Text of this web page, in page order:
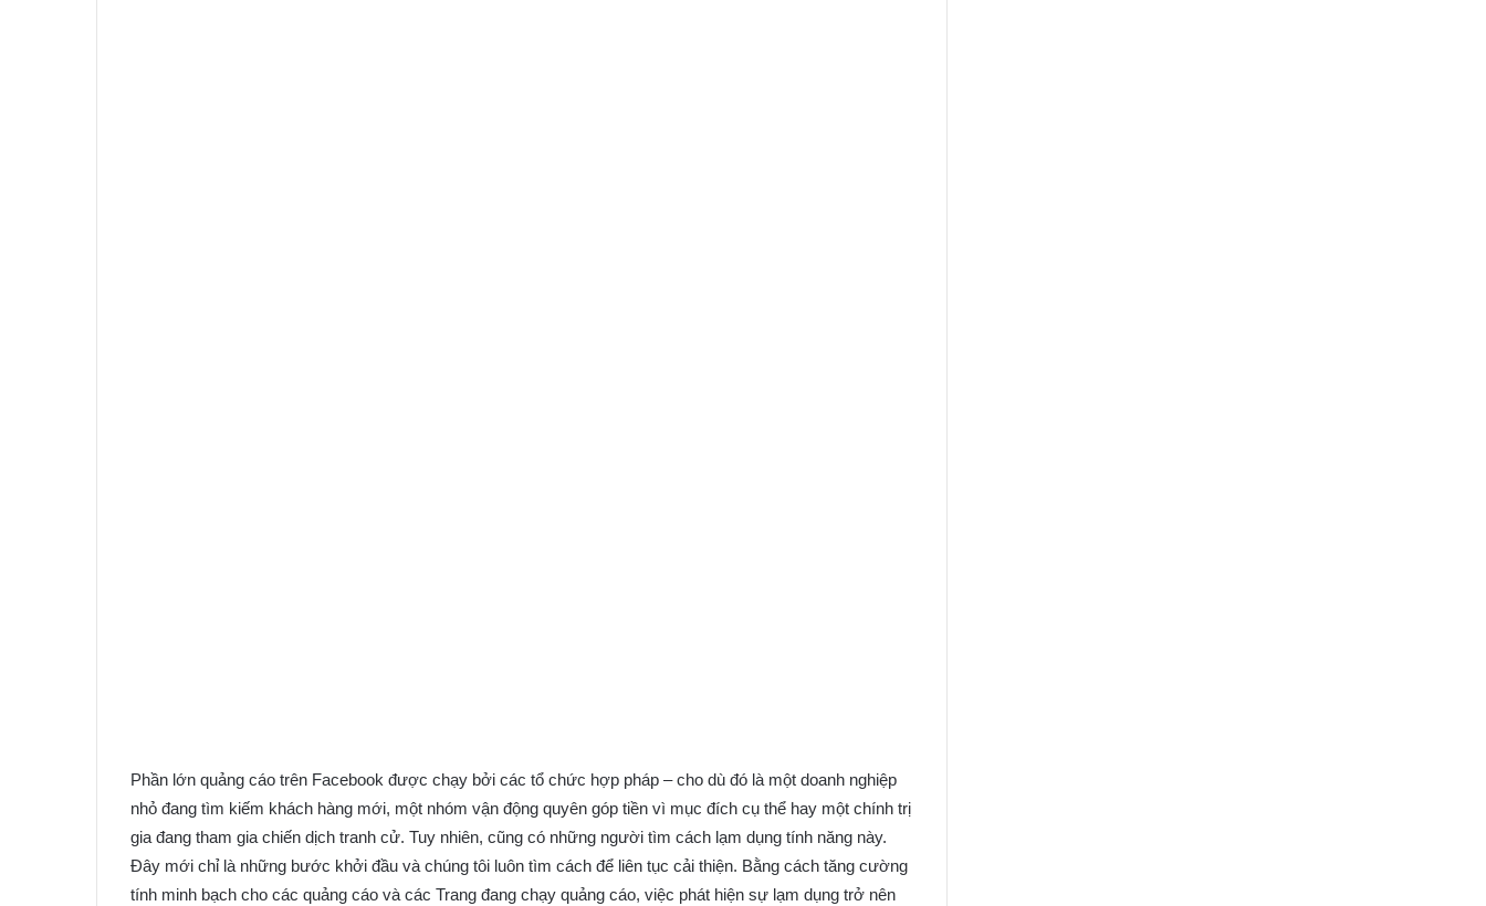
Phần lớn quảng cáo trên Facebook được chạy bởi các tổ chức hợp pháp – cho dù đó là một doanh nghiệp
nhỏ đang tìm kiếm khách hàng mới, một nhóm vận động quyên góp tiền vì mục đích cụ thể hay một chính trị
gia đang tham gia chiến dịch tranh cử. Tuy nhiên, cũng có những người tìm cách lạm dụng tính năng này.
Đây mới chỉ là những bước khởi đầu và chúng tôi luôn tìm cách để liên tục cải thiện. Bằng cách tăng cường
tính minh bạch cho các quảng cáo và các Trang đang chạy quảng cáo, việc phát hiện sự lạm dụng trở nên